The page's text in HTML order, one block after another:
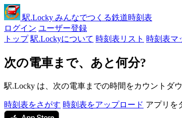
駅.Locky みんなでつくる鉄道時刻表
ログイン ユーザー登録
トップ 駅.Lockyについて 時刻表リスト 時刻表マ
次の電車まで、あと何分?
駅.Locky は、次の電車までの時間をカウントダ
時刻表をさがす 時刻表をアップロード アプリを